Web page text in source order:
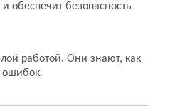
обеспечит безопасность
работой. Они знают, как
ошибок.